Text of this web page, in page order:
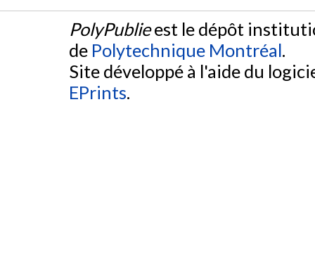
PolyPublieest le dépôt
de Polytechnique Montréal.
Site développé à l'aide du
EPrints.